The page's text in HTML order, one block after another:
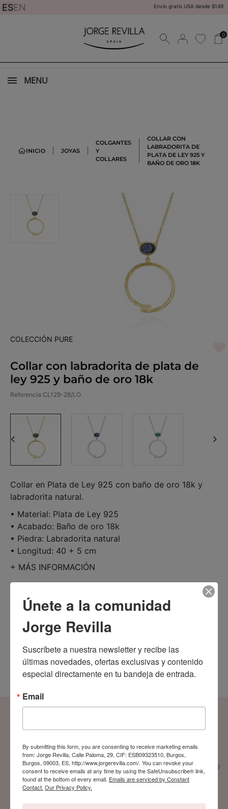
ESEN Envío gratis USA desde $149
0
MENU
INICIO JOYAS
COLGANTES
Y
COLLARES
COLLAR CON
LABRADORITA DE
PLATA DE LEY 925 Y
BAÑO DE ORO 18K
COLECCIÓN PURE
Collar con labradorita de plata de
ley 925 y baño de oro 18k
Referencia CL129-28/LO
Collar en Plata de Ley 925 con baño de oro 18k y
labradorita natural.
• Material: Plata de Ley 925
• Acabado: Baño de oro 18k
• Piedra: Labradorita natural
• Longitud: 40 + 5 cm
+ MÁS INFORMACIÓN
280,00 $
AÑADIR AL CARRITO
ENVÍOS
Envío gratuito a USA
a partir de $149
PAGO SEGURO
Compra y paga 100% seguro
La fiabilidad es lo primero
Únete a la comunidad
Jorge Revilla
Suscríbete a nuestra newsletter y recibe las
últimas novedades, ofertas exclusivas y contenido
especial directamente en tu bandeja de entrada.
Email
By submitting this form, you are consenting to receive marketing emails
from: Jorge Revilla, Calle Paloma, 29, CIF: ESB09323510, Burgos,
Burgos, 09003, ES, http://www.jorgerevilla.com/. You can revoke your
consent to receive emails at any time by using the SafeUnsubscribe® link,
found at the bottom of every email. Emails are serviced by Constant
Contact. Our Privacy Policy.